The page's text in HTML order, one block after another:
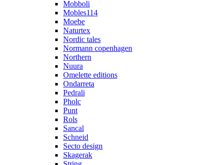
Mobboli
Mobles114
Moebe
Naturtex
Nordic tales
Normann copenhagen
Northern
Nuura
Omelette editions
Ondarreta
Pedrali
Pholc
Punt
Rols
Sancal
Schneid
Secto design
Skagerak